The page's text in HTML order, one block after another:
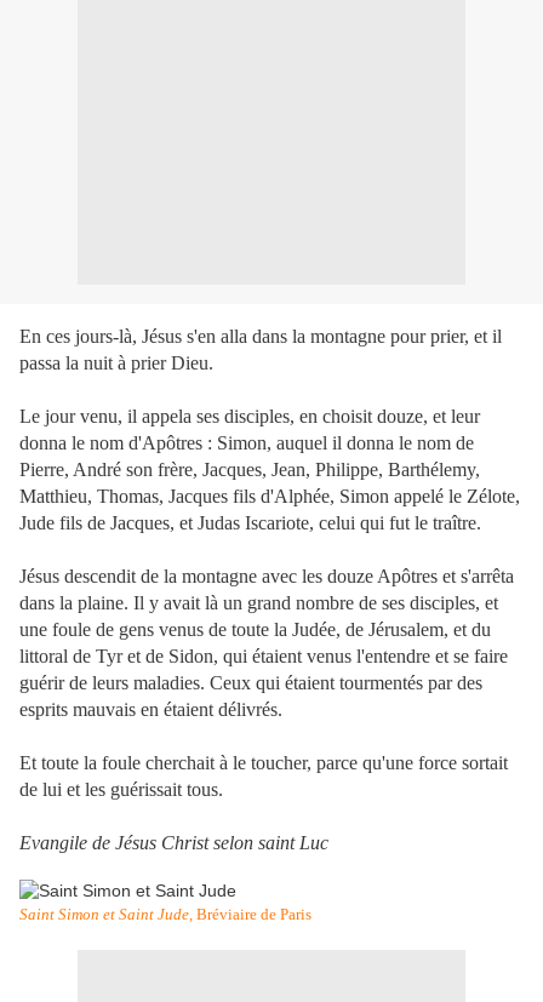
En ces jours-là, Jésus s'en alla dans la montagne pour prier, et il
passa la nuit à prier Dieu.
Le jour venu, il appela ses disciples, en choisit douze, et leur
donna le nom d'Apôtres : Simon, auquel il donna le nom de
Pierre, André son frère, Jacques, Jean, Philippe, Barthélemy,
Matthieu, Thomas, Jacques fils d'Alphée, Simon appelé le Zélote,
Jude fils de Jacques, et Judas Iscariote, celui qui fut le traître.
Jésus descendit de la montagne avec les douze Apôtres et s'arrêta
dans la plaine. Il y avait là un grand nombre de ses disciples, et
une foule de gens venus de toute la Judée, de Jérusalem, et du
littoral de Tyr et de Sidon, qui étaient venus l'entendre et se faire
guérir de leurs maladies. Ceux qui étaient tourmentés par des
esprits mauvais en étaient délivrés.
Et toute la foule cherchait à le toucher, parce qu'une force sortait
de lui et les guérissait tous.
Evangile de Jésus Christ selon saint Luc
Saint Simon et Saint Jude, Bréviaire de Paris